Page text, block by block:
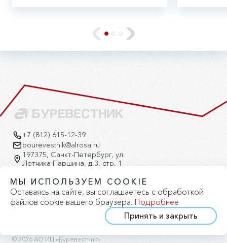
фазового состава, структурного
тонких
+7 (812) 615-12-39
bourevestnik@alrosa.ru
197375, Санкт-Петербург, ул.
Летчика Паршина, д.3, стр. 1
Политика конфиденциальности
© 2026 АО ИЦ «Буревестник»
МЫ ИСПОЛЬЗУЕМ COOKIE
Оставаясь на сайте, вы соглашаетесь с обработкой
файлов cookie вашего браузера. Подробнее
Принять и закрыть